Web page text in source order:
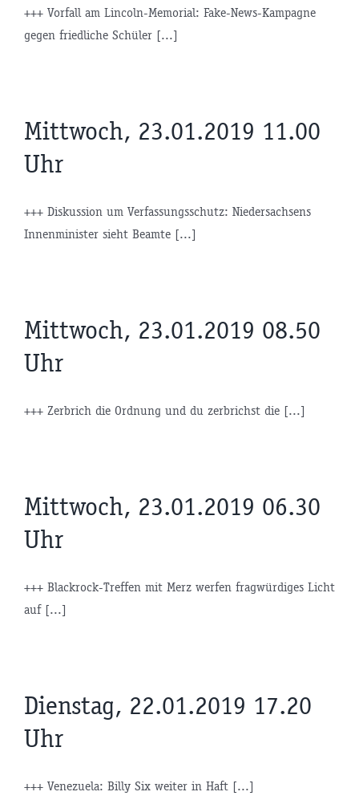
+++ Vorfall am Lincoln-Memorial: Fake-News-Kampagne
gegen friedliche Schüler [...]
Mittwoch, 23.01.2019 11.00
Uhr
+++ Diskussion um Verfassungsschutz: Niedersachsens
Innenminister sieht Beamte [...]
Mittwoch, 23.01.2019 08.50
Uhr
+++ Zerbrich die Ordnung und du zerbrichst die [...]
Mittwoch, 23.01.2019 06.30
Uhr
+++ Blackrock-Treffen mit Merz werfen fragwürdiges Licht
auf [...]
Dienstag, 22.01.2019 17.20
Uhr
+++ Venezuela: Billy Six weiter in Haft [...]